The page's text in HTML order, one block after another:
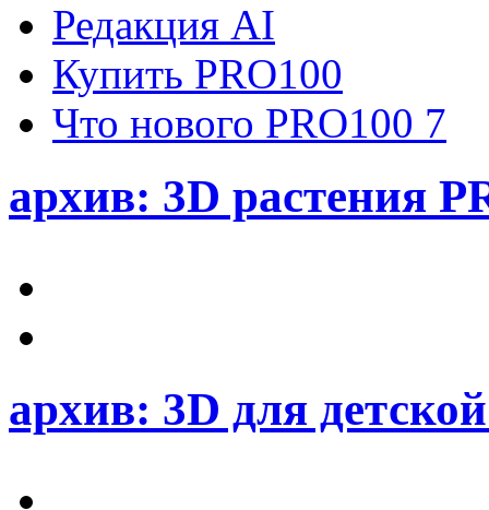
Редакция AI
Купить PRO100
Что нового PRO100 7
архив: 3D растения
архив: 3D для